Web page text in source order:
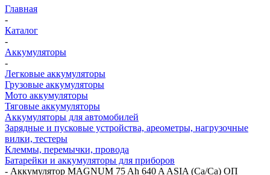
Главная
-
Каталог
-
Аккумуляторы
-
Легковые аккумуляторы
Грузовые аккумуляторы
Мото аккумуляторы
Тяговые аккумуляторы
Аккумуляторы для автомобилей
Зарядные и пусковые устройства, ареометры, нагрузочные
вилки, тестеры
Клеммы, перемычки, провода
Батарейки и аккумуляторы для приборов
- Аккумулятор MAGNUM 75 Ah 640 A ASIA (Ca/Ca) ОП